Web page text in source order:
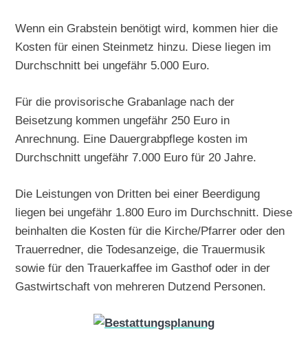
Wenn ein Grabstein benötigt wird, kommen hier die
Kosten für einen Steinmetz hinzu. Diese liegen im
Durchschnitt bei ungefähr 5.000 Euro.
Für die provisorische Grabanlage nach der
Beisetzung kommen ungefähr 250 Euro in
Anrechnung. Eine Dauergrabpflege kosten im
Durchschnitt ungefähr 7.000 Euro für 20 Jahre.
Die Leistungen von Dritten bei einer Beerdigung
liegen bei ungefähr 1.800 Euro im Durchschnitt. Diese
beinhalten die Kosten für die Kirche/Pfarrer oder den
Trauerredner, die Todesanzeige, die Trauermusik
sowie für den Trauerkaffee im Gasthof oder in der
Gastwirtschaft von mehreren Dutzend Personen.